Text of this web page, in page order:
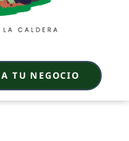
TU NEGOCIO